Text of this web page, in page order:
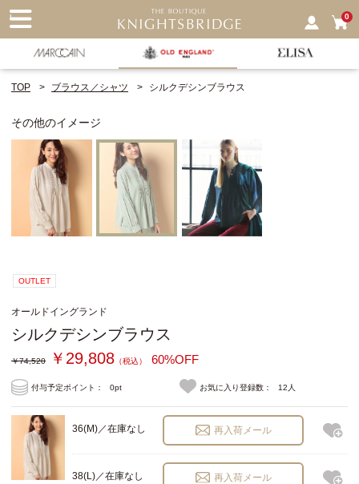
0
TOP ブラウス／シャツ シルクデシンブラウス
その他のイメージ
OUTLET
オールドイングランド
シルクデシンブラウス
￥74,520 ￥29,808 （税込） 60%OFF
付与予定ポイント： 0pt お気に入り登録数： 12人
36(M)／在庫なし 再入荷メール
38(L)／在庫なし 再入荷メール